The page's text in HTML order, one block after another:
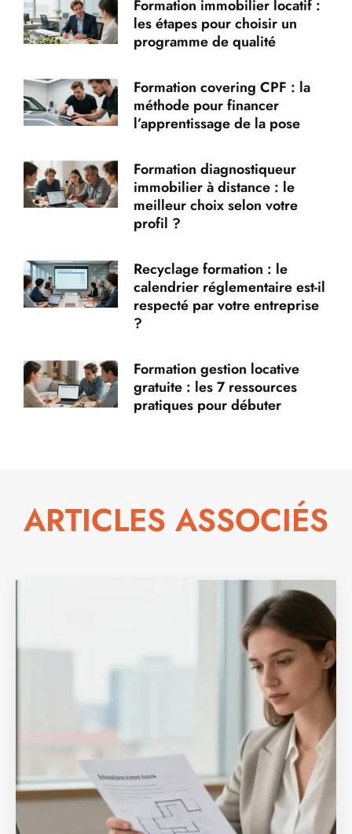
Formation immobilier locatif :
les étapes pour choisir un
programme de qualité
Formation covering CPF : la
méthode pour financer
l’apprentissage de la pose
Formation diagnostiqueur
immobilier à distance : le
meilleur choix selon votre
profil ?
Recyclage formation : le
calendrier réglementaire est-il
respecté par votre entreprise
?
Formation gestion locative
gratuite : les 7 ressources
pratiques pour débuter
ARTICLES ASSOCIÉS